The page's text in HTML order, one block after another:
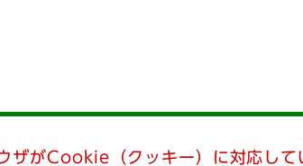
ザがCookie（クッキー）に対応して